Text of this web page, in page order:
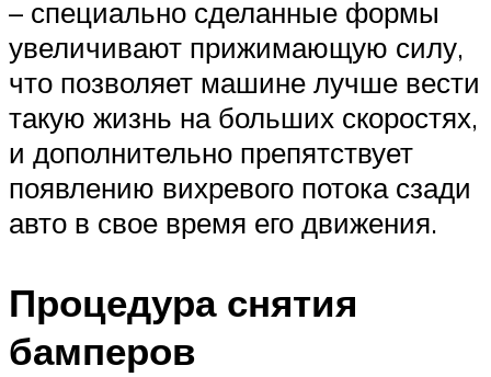
– специально сделанные формы
увеличивают прижимающую силу,
что позволяет машине лучше вести
такую жизнь на больших скоростях,
и дополнительно препятствует
появлению вихревого потока сзади
авто в свое время его движения.
Процедура снятия
бамперов